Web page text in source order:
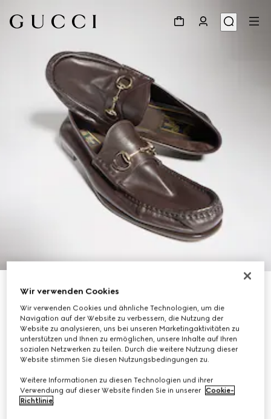
Gucci Lugano Herrenloafer
€ 890
VariantenDunkelbraunes Leder
Wir verwenden Cookies
Wir verwenden Cookies und ähnliche Technologien, um die
Navigation auf der Website zu verbessern, die Nutzung der
Website zu analysieren, uns bei unseren Marketingaktivitäten zu
unterstützen und Ihnen zu ermöglichen, unsere Inhalte auf Ihren
sozialen Netzwerken zu teilen. Durch die weitere Nutzung dieser
Website stimmen Sie diesen Nutzungsbedingungen zu.
Weitere Informationen zu diesen Technologien und ihrer
Verwendung auf dieser Website finden Sie in unserer Cookie-
Richtlinie.